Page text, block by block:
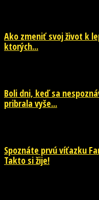
Ako zmeniť svoj život k
ktorých...
Boli dni, keď sa
pribrala vyše...
Spoznáte prvú víťazku
Takto si žije!